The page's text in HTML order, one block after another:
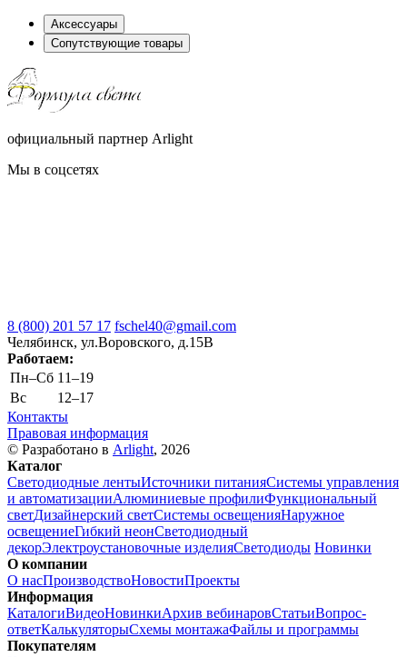
Аксессуары
Сопутствующие товары
официальный партнер Arlight
Мы в соцсетях
8 (800) 201 57 17 fschel40@gmail.com
Челябинск, ул.Воровского, д.15В
Работаем:
Пн–Cб 11–19
Вс
12–17
Контакты
Правовая информация
© Разработано в Arlight, 2026
Каталог
Светодиодные лентыИсточники питанияСистемы управления
и автоматизацииАлюминиевые профилиФункциональный
светДизайнерский светСистемы освещенияНаружное
освещениеГибкий неонСветодиодный
декорЭлектроустановочные изделияСветодиоды Новинки
О компании
О насПроизводствоНовостиПроекты
Информация
КаталогиВидеоНовинкиАрхив вебинаровСтатьиВопрос-
ответКалькуляторыСхемы монтажаФайлы и программы
Покупателям